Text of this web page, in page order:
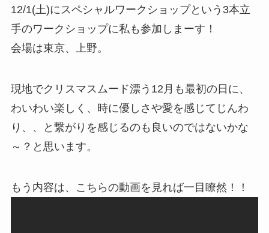
12/1(土)にスペシャルワークショップという3本立
手のワークショップに私も参加しまーす！
会場は東京、上野。
現地でクリスマスムード漂う12月も最初の日に、
わいわい楽しく、時に優しさや愛を感じてじんわ
り、、と繋がりを感じるのも良いのではないかな
～？と思います。
もう内容は、こちらの動画を見れば一目瞭然！！